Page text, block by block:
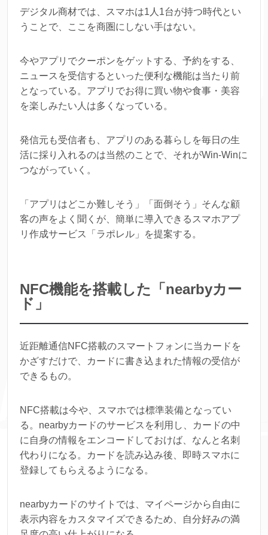
デジタル商材では、スマホは1人1台が持つ時代とい
うことで、ここを商圏にしない手はない。
今やアプリでクーポンをゲットする、予約をする、
ニュースを受信するといった便利な機能は当たり前
となっている。アプリでお得に買い物や食事・美容
を楽しみたい人は多くなっている。
発信元も受信者も、アプリのある暮らしを毎日の生
活に採り入れるのは当然のことで、それがWin-Winに
つながっていく。
「アプリはどこか難しそう」「面倒そう」そんな顧
客の声をよく聞くが、簡単に導入できるスマホアプ
リ作成サービス「ラポレル」を提案する。
NFC機能を搭載した「nearbyカー
ド」
近距離通信NFC搭載のスマートフォンに当カードを
かざすだけで、カードに書き込まれた情報の受信が
できるもの。
NFC搭載は今や、スマホでは標準装備となってい
る。nearbyカードのサービスを利用し、カードの中
に自身の情報をエンコードしておけば、なんと名刺
代わりになる。カードを読み込み後、即時スマホに
登録してもらえるようになる。
nearbyカードのサイトでは、マイページから自由に
表示内容をカスタマイズできるため、自分好みの満